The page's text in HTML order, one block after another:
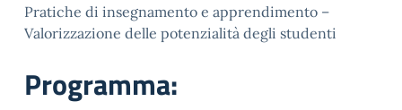
Pratiche di insegnamento e apprendimento –
Valorizzazione delle potenzialità degli studenti
Programma: